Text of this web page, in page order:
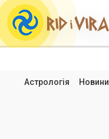
Астрологія Новини